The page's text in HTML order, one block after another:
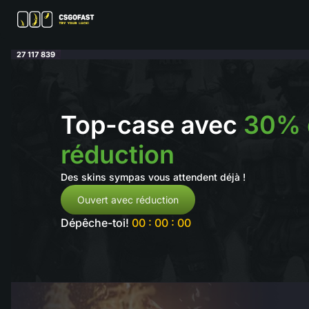
27 117 839
Top-case avec 30%
réduction
Des skins sympas vous attendent déjà !
Ouvert avec réduction
Dépêche-toi! 00 : 00 : 00